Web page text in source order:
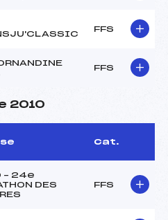
FFS
FFS
2010
Cat.
– 24e
DES
FFS